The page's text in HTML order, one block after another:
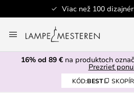
Viac než 100
to
Content
16% od 89 € na produktoch
Prezrieť
KÓD:BEST